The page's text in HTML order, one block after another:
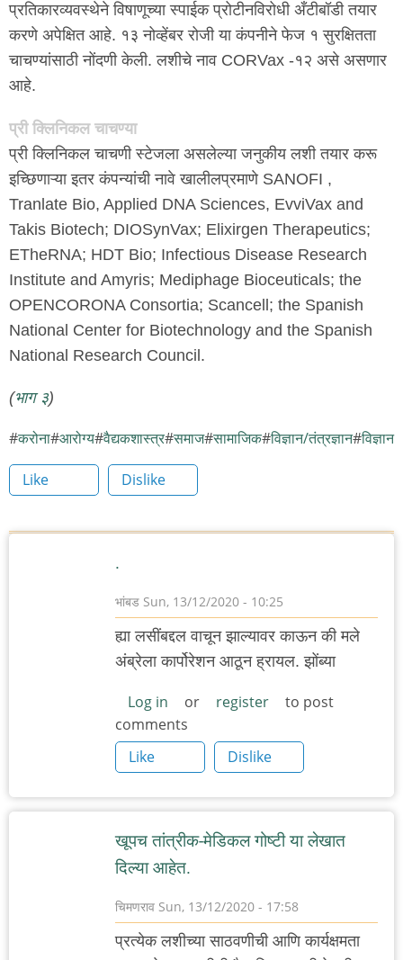
प्रतिकारव्यवस्थेने विषाणूच्या स्पाईक प्रोटीनविरोधी अँटीबॉडी तयार
करणे अपेक्षित आहे. १३ नोव्हेंबर रोजी या कंपनीने फेज १ सुरक्षितता
चाचण्यांसाठी नोंदणी केली. लशीचे नाव CORVax -१२ असे असणार
आहे.
प्री क्लिनिकल चाचण्या
प्री क्लिनिकल चाचणी स्टेजला असलेल्या जनुकीय लशी तयार करू
इच्छिणाऱ्या इतर कंपन्यांची नावे खालीलप्रमाणे SANOFI ,
Tranlate Bio, Applied DNA Sciences, EvviVax and
Takis Biotech; DIOSynVax; Elixirgen Therapeutics;
ETheRNA; HDT Bio; Infectious Disease Research
Institute and Amyris; Mediphage Bioceuticals; the
OPENCORONA Consortia; Scancell; the Spanish
National Center for Biotechnology and the Spanish
National Research Council.
(भाग ३)
करोना आरोग्य वैद्यकशास्त्र समाज सामाजिक विज्ञान/तंत्रज्ञान विज्ञान
Like Dislike
.
भांबड Sun, 13/12/2020 - 10:25
ह्या लसींबद्दल वाचून झाल्यावर काऊन की मले
अंब्रेला कार्पोरेशन आठून ह्रायल. झोंब्या
Log in or register
to post
comments
Like
Dislike
खूपच तांत्रीक-मेडिकल गोष्टी या लेखात
दिल्या आहेत.
चिमणराव Sun, 13/12/2020 - 17:58
प्रत्येक लशीच्या साठवणीची आणि कार्यक्षमता